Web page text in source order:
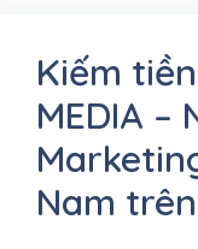
Kiếm
MEDIA
Nam